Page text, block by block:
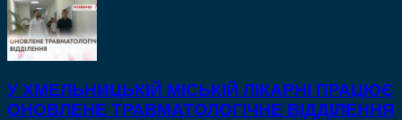
У ХМЕЛЬНИЦЬКІЙ МІСЬКІЙ ЛІКАРНІ ПРАЦЮЄ
ОНОВЛЕНЕ ТРАВМАТОЛОГІЧНЕ ВІДДІЛЕННЯ